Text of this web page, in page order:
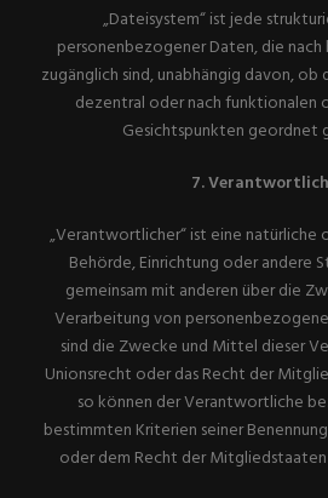
„Dateisystem“ ist jede
personenbezogener Daten, die
zugänglich sind, unabhängig davon, ob
dezentral oder nach funktionalen
Gesichtspunkten geordnet
7.
„Verantwortlicher“ ist eine natürliche
Behörde, Einrichtung oder andere
gemeinsam mit anderen über die
Verarbeitung von
sind die Zwecke und Mittel dieser
Unionsrecht oder das Recht der
so können der Verantwortliche
bestimmten Kriterien seiner
oder dem Recht der